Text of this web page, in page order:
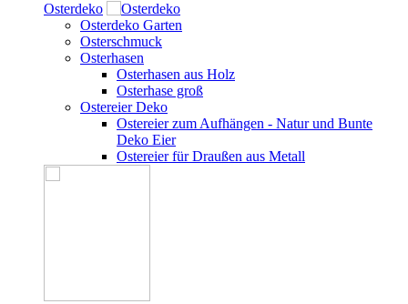
Osterdeko
Osterdeko Garten
Osterschmuck
Osterhasen
Osterhasen aus Holz
Osterhase groß
Ostereier Deko
Ostereier zum Aufhängen - Natur und Bunte
Deko Eier
Ostereier für Draußen aus Metall